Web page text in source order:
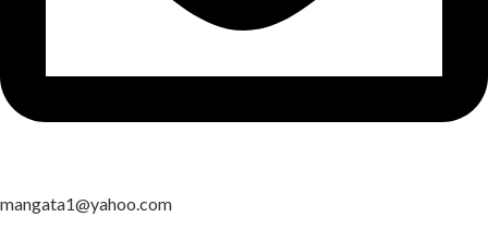
mangata1@yahoo.com